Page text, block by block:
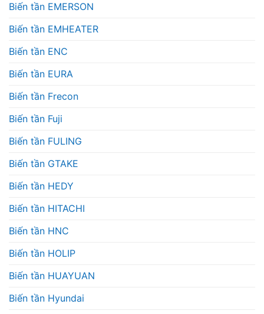
Biến tần EMERSON
Biến tần EMHEATER
Biến tần ENC
Biến tần EURA
Biến tần Frecon
Biến tần Fuji
Biến tần FULING
Biến tần GTAKE
Biến tần HEDY
Biến tần HITACHI
Biến tần HNC
Biến tần HOLIP
Biến tần HUAYUAN
Biến tần Hyundai